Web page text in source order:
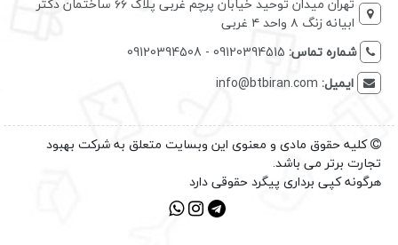
ابیانه زنگ ۸ واحد ۴ غربی
شماره تماس: 09120394515 - 09120394508
ایمیل: info@btbiran.com
کلیه حقوق مادی و معنوی این وبسایت متعلق به شرکت بهبود
تجارت برتر می باشد.
هرگونه کپی برداری پیگرد حقوقی دارد